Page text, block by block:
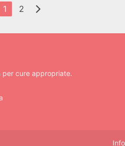
1 2
per cure appropriate.
Info